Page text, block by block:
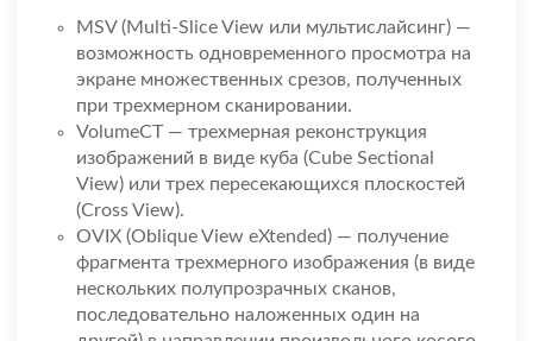
MSV (Multi-Slice View или мультислайсинг) —
возможность одновременного просмотра на
экране множественных срезов, полученных
при трехмерном сканировании.
VolumeCT — трехмерная реконструкция
изображений в виде куба (Cube Sectional
View) или трех пересекающихся плоскостей
(Cross View).
OVIX (Oblique View eXtended) — получение
фрагмента трехмерного изображения (в виде
нескольких полупрозрачных сканов,
последовательно наложенных один на